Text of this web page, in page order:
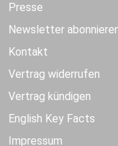
Presse
Newsletter
Kontakt
Vertrag widerrufen
Vertrag kündigen
English Key Facts
Impressum